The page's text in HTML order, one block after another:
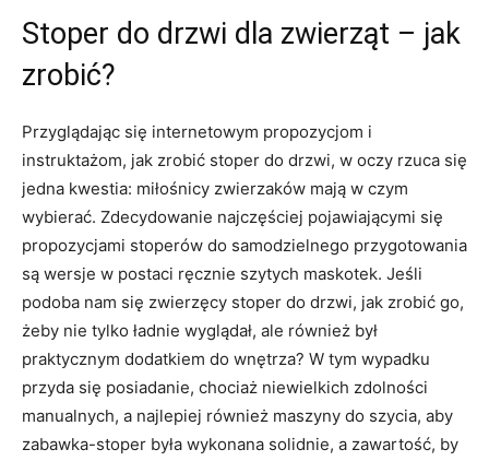
Stoper do drzwi dla zwierząt – jak
zrobić?
Przyglądając się internetowym propozycjom i
instruktażom, jak zrobić stoper do drzwi, w oczy rzuca się
jedna kwestia: miłośnicy zwierzaków mają w czym
wybierać. Zdecydowanie najczęściej pojawiającymi się
propozycjami stoperów do samodzielnego przygotowania
są wersje w postaci ręcznie szytych maskotek. Jeśli
podoba nam się zwierzęcy stoper do drzwi, jak zrobić go,
żeby nie tylko ładnie wyglądał, ale również był
praktycznym dodatkiem do wnętrza? W tym wypadku
przyda się posiadanie, chociaż niewielkich zdolności
manualnych, a najlepiej również maszyny do szycia, aby
zabawka-stoper była wykonana solidnie, a zawartość, by